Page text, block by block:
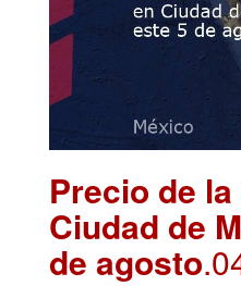
Precio de
Ciudad de
de agosto